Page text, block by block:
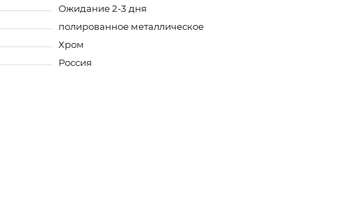
Ожидание 2-3 дня
полированное металлическое
Хром
Россия